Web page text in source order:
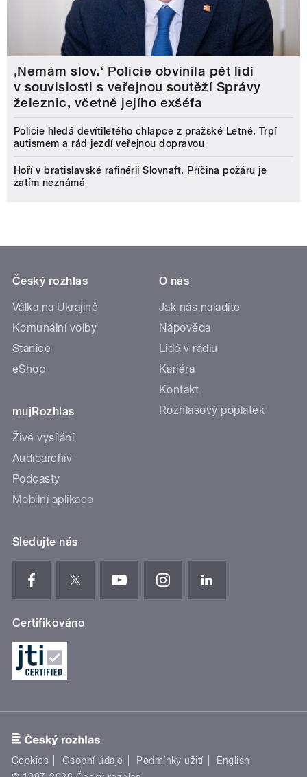
‚Nemám slov.‘ Policie obvinila pět lidí
v souvislosti s veřejnou soutěží Správy
železnic, včetně jejího exšéfa
Policie hledá devítiletého chlapce z pražské Letné. Trpí
autismem a rád jezdí veřejnou dopravou
Hoří v bratislavské rafinérii Slovnaft. Příčina požáru je
zatím neznámá
Český rozhlas
Válka na Ukrajině
Komunální volby
Stanice
eShop
mujRozhlas
Živé vysílání
Audioarchiv
Podcasty
Mobilní aplikace
O nás
Jak nás naladíte
Nápověda
Lidé v rádiu
Kariéra
Kontakt
Rozhlasový poplatek
Sledujte nás
Certifikováno
Cookies Osobní údaje Podmínky užití
English